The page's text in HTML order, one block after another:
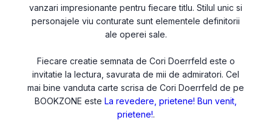
vanzari impresionante pentru fiecare titlu. Stilul unic si
personajele viu conturate sunt elementele definitorii
ale operei sale.
Fiecare creatie semnata de Cori Doerrfeld este o
invitatie la lectura, savurata de mii de admiratori. Cel
mai bine vanduta carte scrisa de Cori Doerrfeld de pe
BOOKZONE esteLa revedere, prietene! Bun venit,
prietene!.